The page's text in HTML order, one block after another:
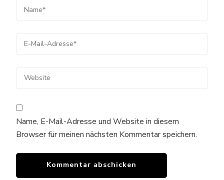
Name, E-Mail-Adresse und Website in diesem
Browser für meinen nächsten Kommentar speichern.